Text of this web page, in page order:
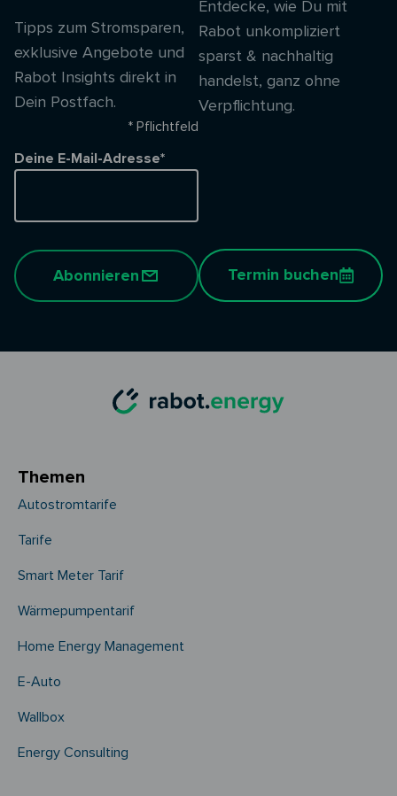
Tipps zum Stromsparen,
exklusive Angebote und
Rabot Insights direkt in
Dein Postfach.
* Pflichtfeld
Deine E-Mail-Adresse*
Abonnieren
Entdecke, wie Du mit
Rabot unkompliziert
sparst & nachhaltig
handelst, ganz ohne
Verpflichtung.
Termin buchen
Themen
Autostromtarife
Tarife
Smart Meter Tarif
Wärmepumpentarif
Home Energy Management
E-Auto
Wallbox
Energy Consulting